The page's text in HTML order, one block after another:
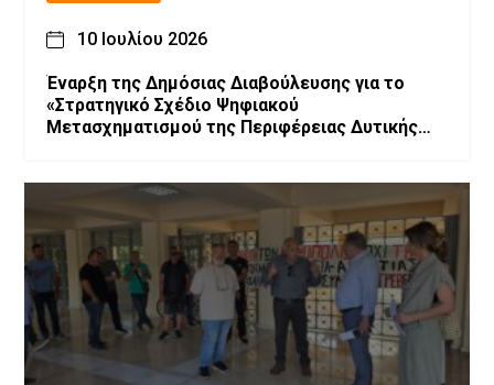
10 Ιουλίου 2026
Έναρξη της Δημόσιας Διαβούλευσης για το
«Στρατηγικό Σχέδιο Ψηφιακού
Μετασχηματισμού της Περιφέρειας Δυτικής